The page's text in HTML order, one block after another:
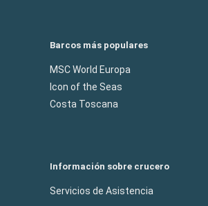
Barcos más populares
MSC World Europa
Icon of the Seas
Costa Toscana
Información sobre crucero
Servicios de Asistencia